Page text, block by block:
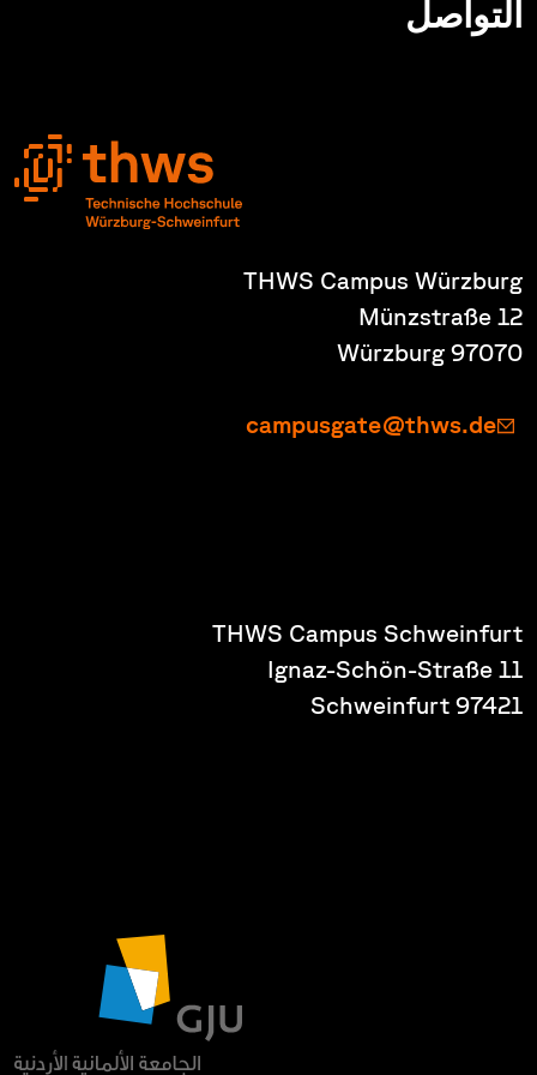
التواصل
THWS Campus Würzburg
Münzstraße 12
97070 Würzburg
campusgate@thws.de
THWS Campus Schweinfurt
Ignaz-Schön-Straße 11
97421 Schweinfurt